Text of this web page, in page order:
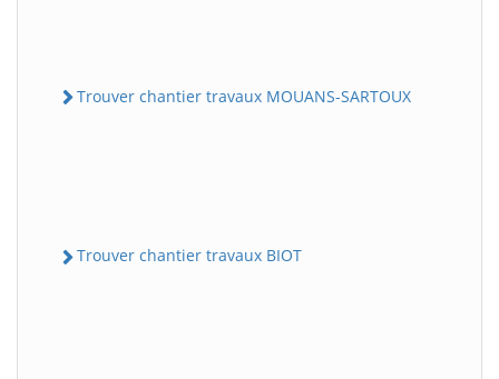
Trouver chantier travaux MOUANS-SARTOUX
Trouver chantier travaux BIOT